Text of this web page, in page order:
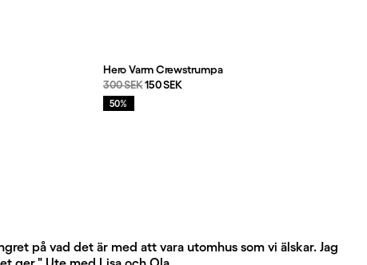
Hero Varm Crewstrumpa
Originalpris:
300 SEKReapris:
150 SEK
Rea:
50%
på vad det är med att vara utomhus som vi älskar. Jag